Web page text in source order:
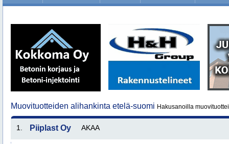
Muovituotteiden alihankinta etelä-suomi Hakusanoilla
1. Piiplast Oy AKAA